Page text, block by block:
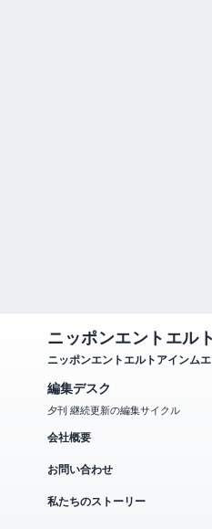
ニッポンエントエル
ニッポンエントエルトアインム
編集デスク
夕刊 継続更新の編集サイクル
会社概要
お問い合わせ
私たちのストーリー